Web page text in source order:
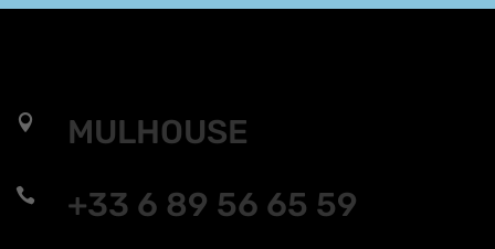
 MULHOUSE
 +33 6 89 56 65 59